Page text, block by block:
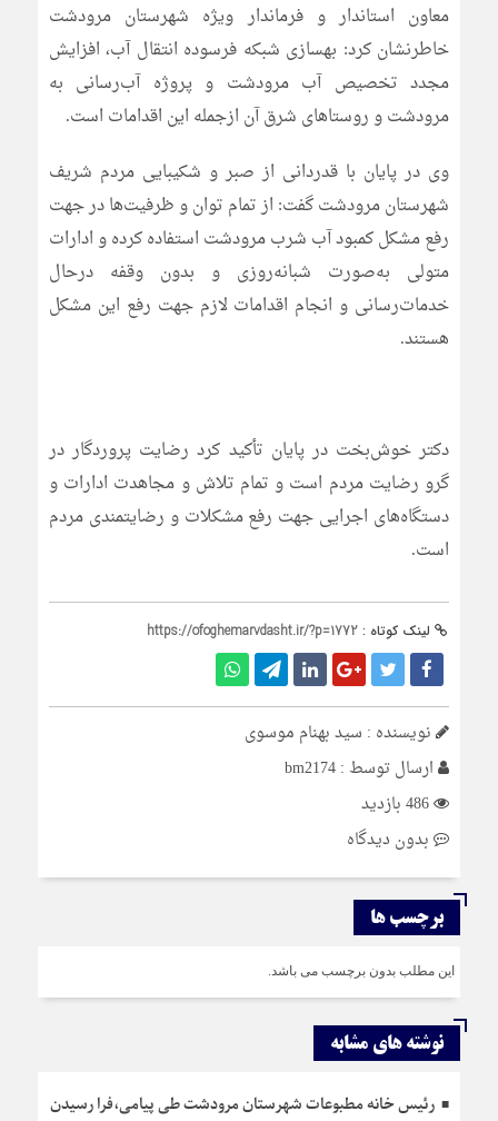
معاون استاندار و فرماندار ویژه شهرستان مرودشت
خاطرنشان کرد: بهسازی شبکه فرسوده انتقال آب، افزایش
مجدد تخصیص آب مرودشت و پروژه آب‌رسانی به
مرودشت و روستاهای شرق آن ازجمله این اقدامات است.
وی در پایان با قدردانی از صبر و شکیبایی مردم شریف
شهرستان مرودشت گفت: از تمام توان و ظرفیت‌ها در جهت
رفع مشکل کمبود آب شرب مرودشت استفاده کرده و ادارات
متولی به‌صورت شبانه‌روزی و بدون وقفه درحال
خدمات‌رسانی و انجام اقدامات لازم جهت رفع این مشکل
هستند.
دکتر خوش‌بخت در پایان تأکید کرد رضایت پروردگار در
گرو رضایت مردم است و تمام تلاش و مجاهدت ادارات و
دستگاه‌های اجرایی جهت رفع مشکلات و رضایتمندی مردم
است.
لینک کوتاه : https://ofoghemarvdasht.ir/?p=1772
نویسنده : سید بهنام موسوی
ارسال توسط :bm2174
بدون دیدگاه
برچسب ها
این مطلب بدون برچسب می باشد.
نوشته های مشابه
رئیس خانه مطبوعات شهرستان مرودشت طی پیامی،فرا رسیدن